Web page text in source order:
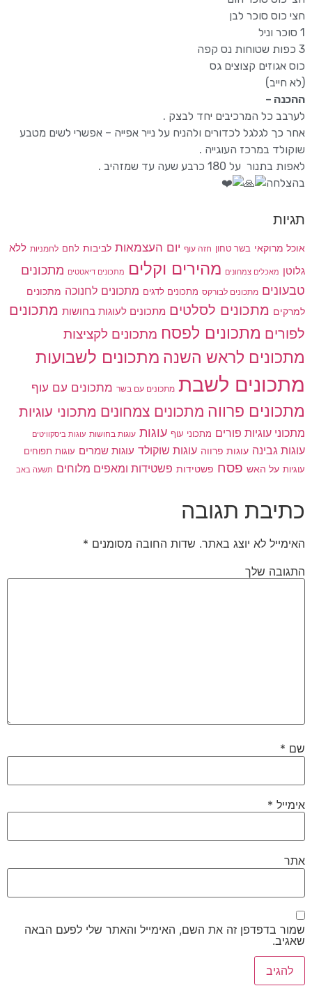
חצי כוס סוכר לבן
1 סוכר וניל
3 כפות שטוחות נס קפה
כוס אגוזים קצוצים גס
(לא חייב)
ההכנה –
לערבב כל המרכיבים יחד לבצק .
אחר כך לגלגל לכדורים ולהניח על נייר אפייה – אפשרי לשים מטבע
שוקולד במרכז העוגייה .
לאפות בתנור על 180 כרבע שעה עד שמזהיב .
בהצלחה
תגיות
אוכל מרוקאי בשר טחון חזה עוף יום העצמאות לביבות לחם לחמניות ללא
גלוטן מאכלים צמחונים מהירים וקלים מתכונים דיאטטים מתכונים
טבעונים מתכונים לבורקס מתכונים לדגים מתכונים לחנוכה מתכונים
למרקים מתכונים לסלטים מתכונים לעוגות בחושות מתכונים
לפורים מתכונים לפסח מתכונים לקציצות
מתכונים לראש השנה מתכונים לשבועות
מתכונים לשבת מתכונים עם בשר מתכונים עם עוף
מתכונים פרווה מתכונים צמחונים מתכוני עוגיות
מתכוני עוגיות פורים מתכוני עוף עוגות עוגות בחושות עוגות ביסקוויטים
עוגות גבינה עוגות פרווה עוגות שוקולד עוגות שמרים עוגות תפוחים
עוגיות על האש פסח פשטידות פשטידות ומאפים מלוחים תשעה באב
כתיבת תגובה
האימייל לא יוצג באתר. שדות החובה מסומנים *
התגובה שלך
שם *
אימייל *
אתר
שמור בדפדפן זה את השם, האימייל והאתר שלי לפעם הבאה
שאגיב.